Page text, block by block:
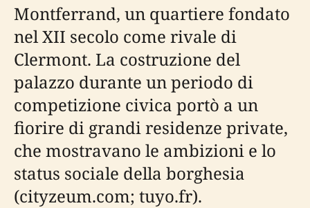
Montferrand, un quartiere fondato
nel XII secolo come rivale di
Clermont. La costruzione del
palazzo durante un periodo di
competizione civica portò a un
fiorire di grandi residenze private,
che mostravano le ambizioni e lo
status sociale della borghesia
(cityzeum.com; tuyo.fr).